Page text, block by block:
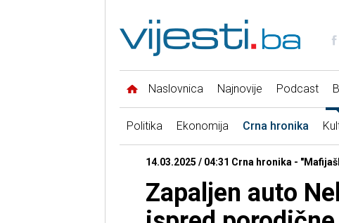
Naslovnica Najnovije Podcast
Politika Ekonomija Crna hronika
14.03.2025 / 04:31 Crna hronika -
Zapaljen auto